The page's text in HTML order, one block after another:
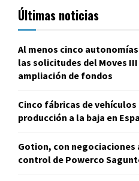
Últimas noticias
Al menos cinco
las solicitudes del Moves III
ampliación de fondos
Cinco fábricas de
producción a la baja en
Gotion, con negociaciones
control de Powerco